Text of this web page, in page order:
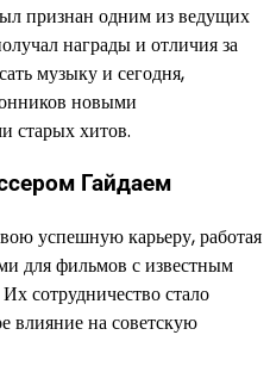
признан одним из ведущих
награды и отличия за
музыку и сегодня,
новыми
старых хитов.
Гайдаем
успешную карьеру, работая
для фильмов с известным
сотрудничество стало
влияние на советскую